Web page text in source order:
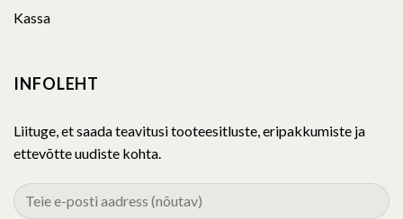
Kassa
INFOLEHT
Liituge, et saada teavitusi tooteesitluste, eripakkumiste ja
ettevõtte uudiste kohta.